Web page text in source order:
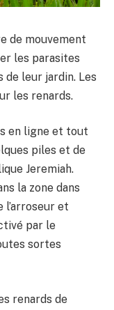
de mouvement
les parasites
leur jardin. Les
les renards.
en ligne et tout
piles et de
Jeremiah.
la zone dans
l’arroseur et
par le
sortes
renards de